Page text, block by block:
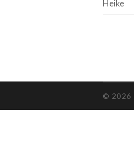
Heike
© 2026